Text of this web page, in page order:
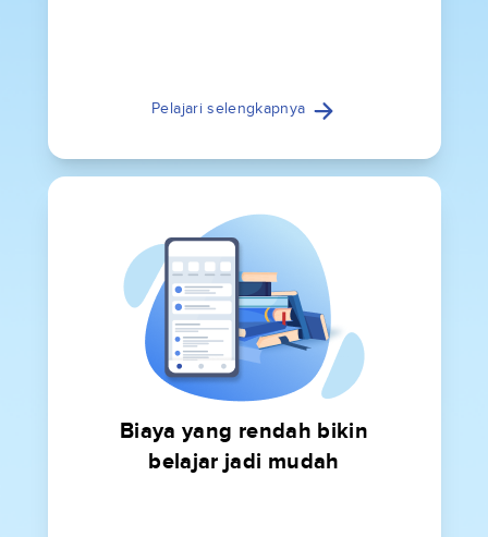
Pelajari selengkapnya
Biaya yang rendah bikin
belajar jadi mudah